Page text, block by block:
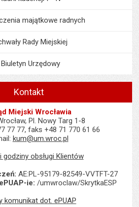
majątkowe radnych
Rady Miejskiej
Biuletyn Urzędowy
Kontakt
Miejski Wrocławia
Pl. Nowy Targ 1-8
77 77, faks +48 71 770 61 66
kum@um.wroc.pl
godziny obsługi Klientów
AE:PL-95179-82549-VVTFT-27
ie: /umwroclaw/SkrytkaESP
komunikat dot. ePUAP